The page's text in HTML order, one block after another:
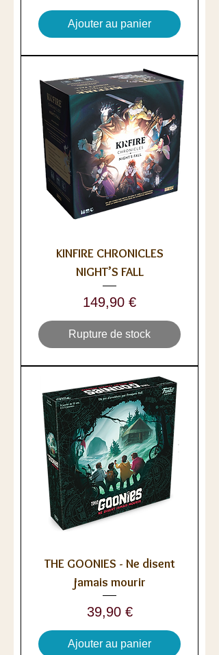
Ajouter au panier
KINFIRE CHRONICLES
NIGHT’S FALL
Prix
149,90 €
Rupture de stock
THE GOONIES - Ne disent
jamais mourir
Prix
39,90 €
Ajouter au panier